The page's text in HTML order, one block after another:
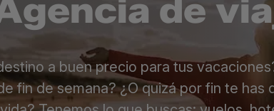
de
a buen precio para tus
fin de semana? ¿O quizá por fin te has